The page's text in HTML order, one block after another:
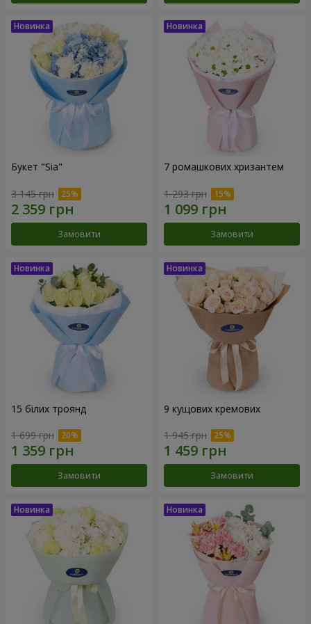
Букет "Sia"
3 145 грн
Замовити
7 ромашкових хризантем
1 293 грн
Замовити
15 білих троянд
1 699 грн
Замовити
9 кущових кремових
1 945 грн
Замовити